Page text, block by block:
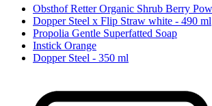
Obsthof Retter Organic Shrub Berry
Dopper Steel x Flip Straw white - 490 ml
Propolia Gentle Superfatted Soap
Instick Orange
Dopper Steel - 350 ml